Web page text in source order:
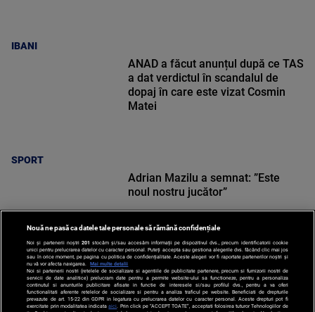
IBANI
SPORT
ANAD a făcut anunțul după ce TAS
a dat verdictul în scandalul de
dopaj în care este vizat Cosmin
Matei
SPORT
Adrian Mazilu a semnat: ”Este
noul nostru jucător”
Nouă ne pasă ca datele tale personale să rămână confidențiale
Noi și partenerii noștri 201 stocăm și/sau accesăm informații pe dispozitivul dvs., precum identificatorii cookie
unici pentru prelucrarea datelor cu caracter personal. Puteți accepta sau gestiona alegerile dvs. făcând clic mai jos
sau în orice moment, pe pagina cu politica de confidențialitate. Aceste alegeri vor fi raportate partenerilor noștri și
nu vă vor afecta navigarea.
Mai multe detalii
Noi si partenerii nostri (retelele de socializare si agentiile de publicitate partenere, precum si furnizorii nostri de
servicii de date analitice) prelucram date pentru a permite website-ului sa functioneze, pentru a personaliza
continutul si anunturile publicitare afisate in functie de interesele si/sau profilul dvs., pentru a va oferi
functionalitati aferente retelelor de socializare si pentru a analiza traficul pe website. Beneficiati de drepturile
prevazute de art. 15-22 din GDPR in legatura cu prelucrarea datelor cu caracter personal. Aceste drepturi pot fi
exercitate prin modalitatea indicataaici . Prin click pe “ACCEPT TOATE”, acceptati folosirea tuturor Tehnologiilor de